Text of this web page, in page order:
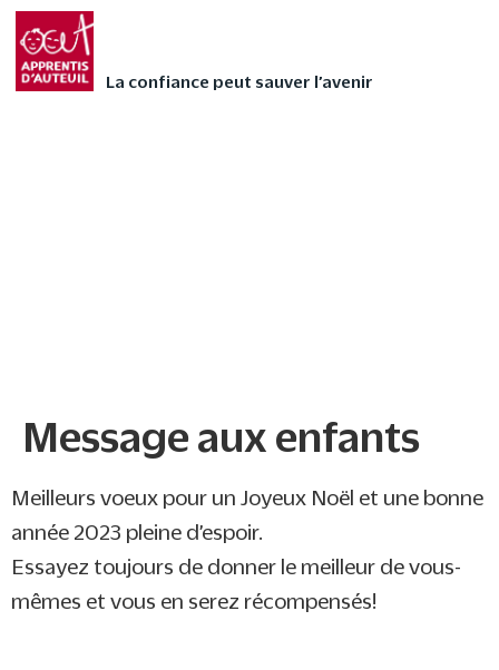
La confiance peut sauver l’avenir
Faites vivre l’Avent
autrement à votre
Message aux enfants
Meilleurs voeux pour un Joyeux Noël et une bonne
année 2023 pleine d’espoir.
Essayez toujours de donner le meilleur de vous-
mêmes et vous en serez récompensés!